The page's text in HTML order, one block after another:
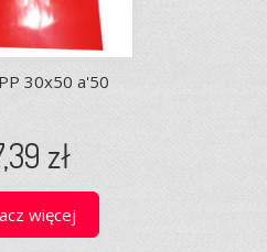
30x50 a'50
zł
więcej